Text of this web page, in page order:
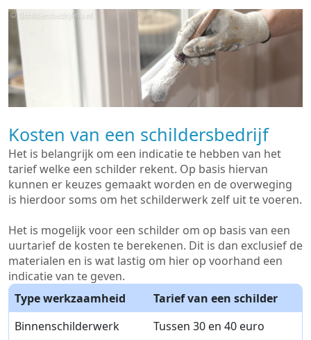
Kosten van een schildersbedrijf
Het is belangrijk om een indicatie te hebben van het
tarief welke een schilder rekent. Op basis hiervan
kunnen er keuzes gemaakt worden en de overweging
is hierdoor soms om het schilderwerk zelf uit te voeren.
Het is mogelijk voor een schilder om op basis van een
uurtarief de kosten te berekenen. Dit is dan exclusief de
materialen en is wat lastig om hier op voorhand een
indicatie van te geven.
Type werkzaamheid
Tarief van een schilder
Binnenschilderwerk
Tussen 30 en 40 euro